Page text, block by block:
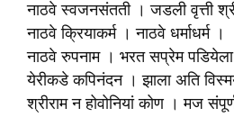
नाठवे स्वजनसंतती । जडली वृत्ती
नाठवे क्रियाकर्म । नाठवे धर्माधर्म ।
नाठवे रुपनाम । भरत सप्रेम
येरीकडे कपिनंदन । झाला अति
श्रीराम न होवोनियां कोण । मज